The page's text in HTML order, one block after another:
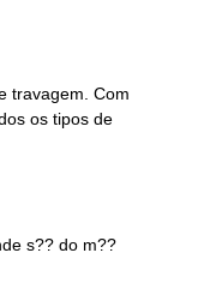
travagem. Com
os tipos de
s?? do m??